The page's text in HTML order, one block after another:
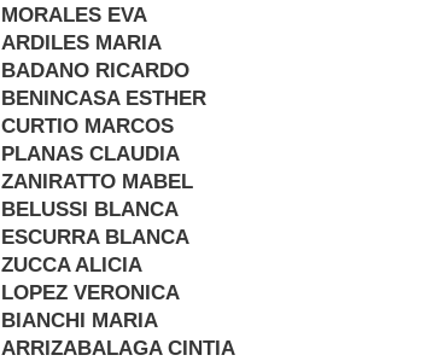
MORALES EVA
ARDILES MARIA
BADANO RICARDO
BENINCASA ESTHER
CURTIO MARCOS
PLANAS CLAUDIA
ZANIRATTO MABEL
BELUSSI BLANCA
ESCURRA BLANCA
ZUCCA ALICIA
LOPEZ VERONICA
BIANCHI MARIA
ARRIZABALAGA CINTIA